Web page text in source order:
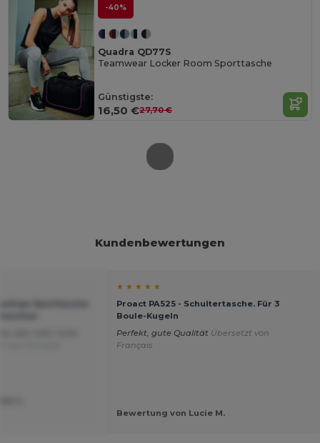
-40%
Quadra QD77S
Teamwear Locker Room Sporttasche
Günstigste:
16,50 €27,70 €
Kundenbewertungen
★ ★ ★ ★ ★
Proact PA525 - Schultertasche. Für 3
Boule-Kugeln
Perfekt, gute Qualität Übersetzt von
Français
Bewertung von Lucie M.